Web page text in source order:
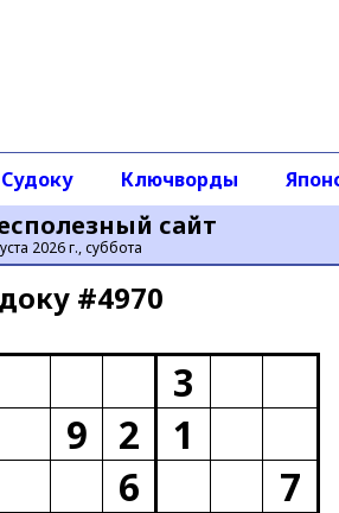
сайт
2026 г., суббота
Судоку Ключворды
#4970
3
9 2
1
6
7